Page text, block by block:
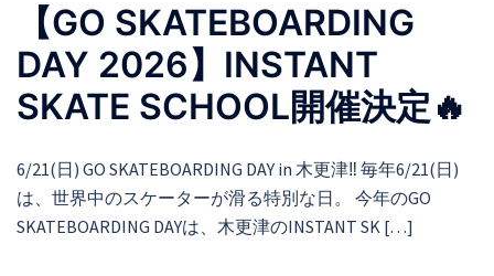
【GO SKATEBOARDING
DAY 2026】INSTANT
SKATE SCHOOL開催決定🔥
6/21(日) GO SKATEBOARDING DAY in 木更津‼️ 毎年6/21(日)
は、世界中のスケーターが滑る特別な日。 今年のGO
SKATEBOARDING DAYは、木更津のINSTANT SK […]